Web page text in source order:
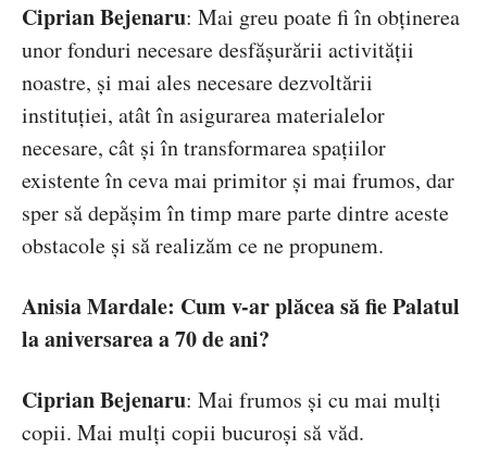
Ciprian Bejenaru: Mai greu poate fi în obținerea
unor fonduri necesare desfășurării activității
noastre, și mai ales necesare dezvoltării
instituției, atât în asigurarea materialelor
necesare, cât și în transformarea spațiilor
existente în ceva mai primitor și mai frumos, dar
sper să depășim în timp mare parte dintre aceste
obstacole și să realizăm ce ne propunem.
Anisia Mardale: Cum v-ar plăcea să fie Palatul
la aniversarea a 70 de ani?
Ciprian Bejenaru: Mai frumos și cu mai mulți
copii. Mai mulți copii bucuroși să văd.